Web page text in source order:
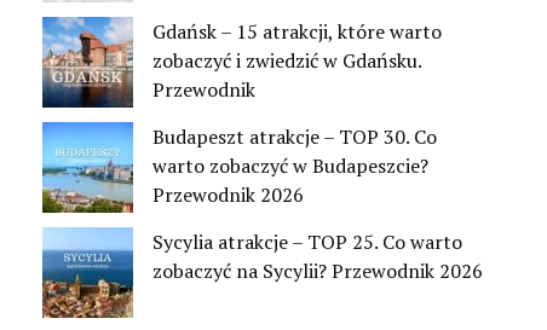
Gdańsk – 15 atrakcji, które warto
zobaczyć i zwiedzić w Gdańsku.
Przewodnik
Budapeszt atrakcje – TOP 30. Co
warto zobaczyć w Budapeszcie?
Przewodnik 2026
Sycylia atrakcje – TOP 25. Co warto
zobaczyć na Sycylii? Przewodnik 2026